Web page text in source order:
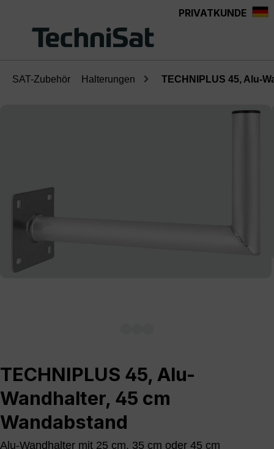
PRIVATKUNDE
SAT-Zubehör Halterungen TECHNIPLUS 45, Alu-
TECHNIPLUS 45, Alu-
Wandhalter, 45 cm
Wandabstand
Alu-Wandhalter mit 25 cm, 35 cm oder 45 cm